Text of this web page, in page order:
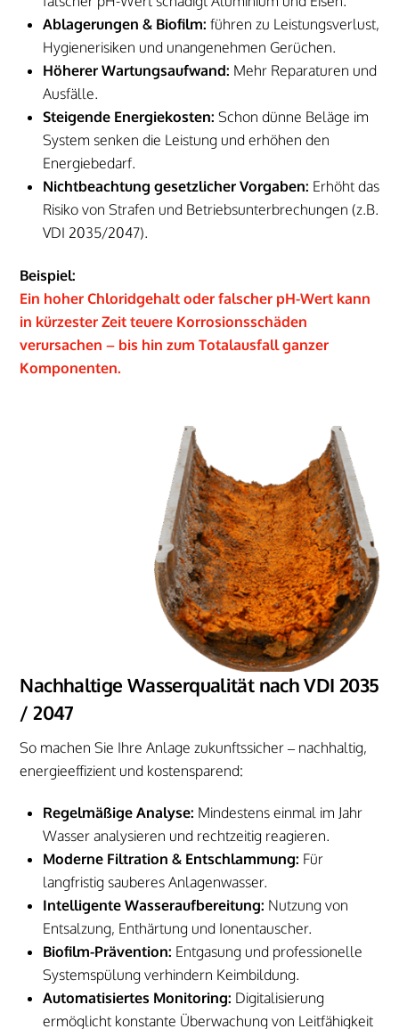
Ablagerungen & Biofilm: führen zu Leistungsverlust,
Hygienerisiken und unangenehmen Gerüchen.
Höherer Wartungsaufwand: Mehr Reparaturen und
Ausfälle.
Steigende Energiekosten: Schon dünne Beläge im
System senken die Leistung und erhöhen den
Energiebedarf.
Nichtbeachtung gesetzlicher Vorgaben: Erhöht das
Risiko von Strafen und Betriebsunterbrechungen (z.B.
VDI 2035/2047).
Beispiel:
Ein hoher Chloridgehalt oder falscher pH-Wert kann
in kürzester Zeit teuere Korrosionsschäden
verursachen – bis hin zum Totalausfall ganzer
Komponenten.
Nachhaltige Wasserqualität nach VDI 2035
/ 2047
So machen Sie Ihre Anlage zukunftssicher – nachhaltig,
energieeffizient und kostensparend:
Regelmäßige Analyse: Mindestens einmal im Jahr
Wasser analysieren und rechtzeitig reagieren.
Moderne Filtration & Entschlammung: Für
langfristig sauberes Anlagenwasser.
Intelligente Wasseraufbereitung: Nutzung von
Entsalzung, Enthärtung und Ionentauscher.
Biofilm-Prävention: Entgasung und professionelle
Systemspülung verhindern Keimbildung.
Automatisiertes Monitoring: Digitalisierung
ermöglicht konstante Überwachung von Leitfähigkeit